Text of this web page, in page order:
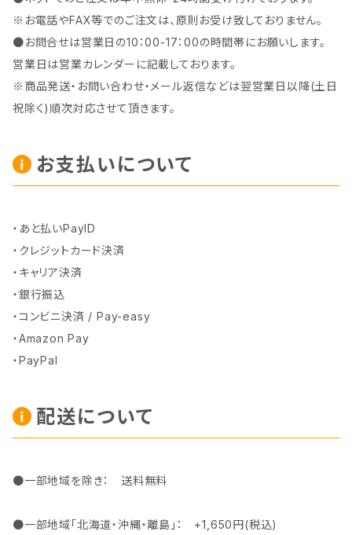
※お電話やFAX等でのご注文は、原則お受け致しておりません。
●お問合せは営業日の10：00-17：00の時間帯にお願いします。
営業日は営業カレンダーに記載しております。
※商品発送・お問い合わせ・メール返信などは翌営業日以降(土日
祝除く)順次対応させて頂きます。
お支払いについて
・あと払いPayID
・クレジットカード決済
・キャリア決済
・銀行振込
・コンビニ決済 / Pay-easy
・Amazon Pay
・PayPal
配送について
●一部地域を除き： 送料無料
●一部地域「北海道・沖縄・離島」： +1,650円(税込)